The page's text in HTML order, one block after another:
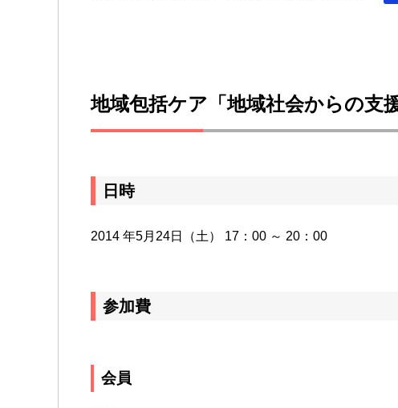
地域包括ケア「地域社会からの支
日時
2014 年5月24日（土） 17：00 ～ 20：00
参加費
会員